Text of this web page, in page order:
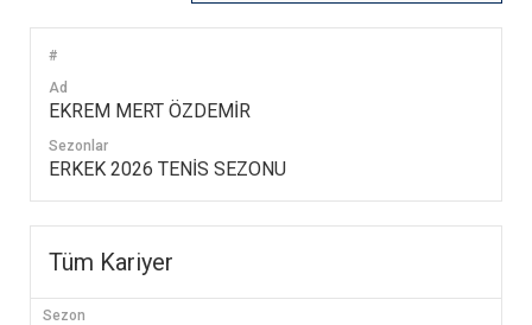
#
Ad
EKREM MERT ÖZDEMİR
Sezonlar
ERKEK 2026 TENİS SEZONU
Tüm Kariyer
Sezon